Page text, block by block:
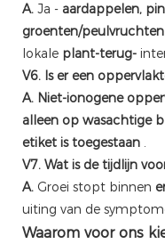
A. Ja - aardappelen,
groenten/peulvruchten
lokale plant-terug-
V6. Is er een
A. Niet-ionogene
alleen op wasachtige
etiket is toegestaan .
V7. Wat is de tijdlijn
A. Groei stopt binnen
uiting van de
Waarom voor ons